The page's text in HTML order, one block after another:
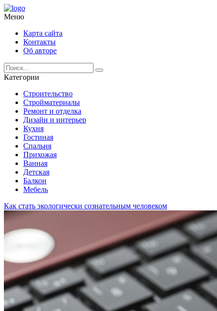
Меню
Карта сайта
Контакты
Об авторе
Категории
Строительство
Стройматериалы
Ремонт и отделка
Дизайн и интерьер
Кухня
Гостиная
Спальня
Прихожая
Ванная
Детская
Балкон
Мебель
Как стать экологически сознательным человеком